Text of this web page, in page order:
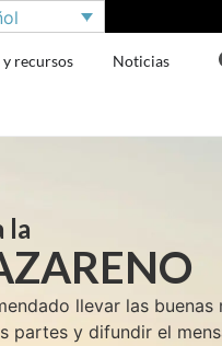
recursos Noticias
la
llevar las buenas
partes y difundir el